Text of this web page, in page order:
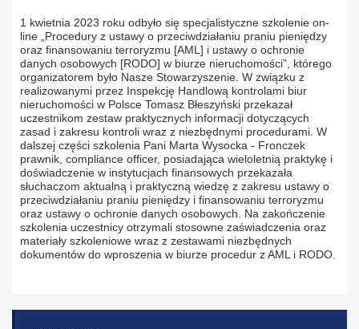
1 kwietnia 2023 roku odbyło się specjalistyczne szkolenie on-
line „Procedury z ustawy o przeciwdziałaniu praniu pieniędzy
oraz finansowaniu terroryzmu [AML] i ustawy o ochronie
danych osobowych [RODO] w biurze nieruchomości”, którego
organizatorem było Nasze Stowarzyszenie. W związku z
realizowanymi przez Inspekcję Handlową kontrolami biur
nieruchomości w Polsce Tomasz Błeszyński przekazał
uczestnikom zestaw praktycznych informacji dotyczących
zasad i zakresu kontroli wraz z niezbędnymi procedurami. W
dalszej części szkolenia Pani Marta Wysocka - Fronczek
prawnik, compliance officer, posiadająca wieloletnią praktykę i
doświadczenie w instytucjach finansowych przekazała
słuchaczom aktualną i praktyczną wiedzę z zakresu ustawy o
przeciwdziałaniu praniu pieniędzy i finansowaniu terroryzmu
oraz ustawy o ochronie danych osobowych. Na zakończenie
szkolenia uczestnicy otrzymali stosowne zaświadczenia oraz
materiały szkoleniowe wraz z zestawami niezbędnych
dokumentów do wproszenia w biurze procedur z AML i RODO.